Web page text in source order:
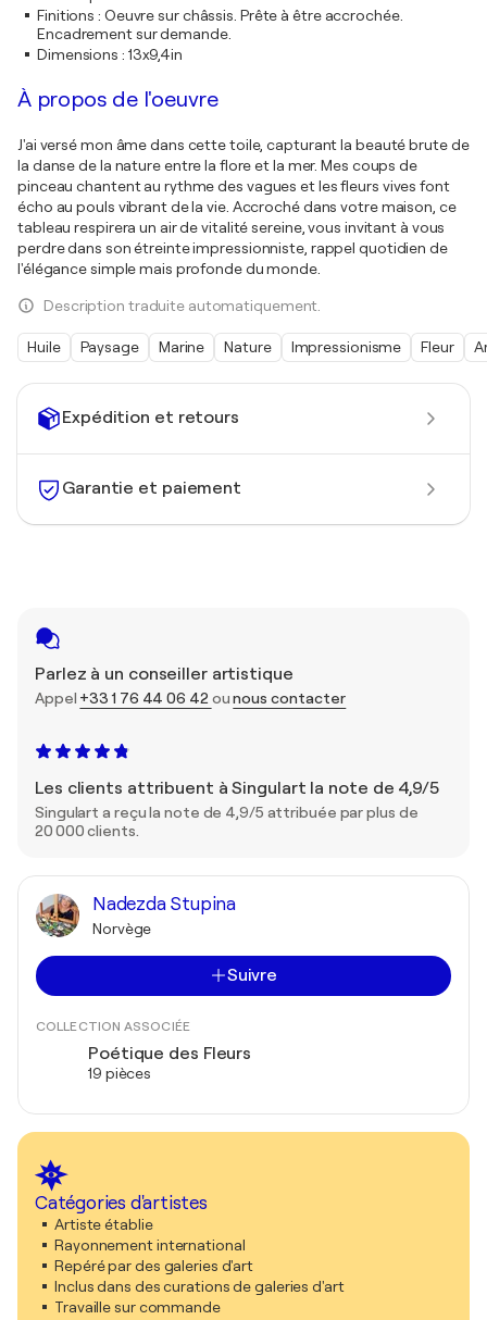
Expédition et retours
Garantie et paiement
Parlez à un conseiller artistique
Appel +33 1 76 44 06 42 ounous contacter
Les clients attribuent à Singulart la note de 4,9/5
Singulart a reçu la note de 4,9/5 attribuée par plus de
20 000 clients.
Nadezda Stupina
Norvège
Suivre
COLLECTION ASSOCIÉE
Poétique des Fleurs
19 pièces
Catégories d'artistes
Artiste établie
Rayonnement international
Repéré par des galeries d'art
Inclus dans des curations de galeries d'art
Travaille sur commande
Finitions : Oeuvre sur châssis. Prête à être accrochée.
Encadrement sur demande.
Dimensions : 13x9,4in
À propos de l'oeuvre
J'ai versé mon âme dans cette toile, capturant la beauté brute de
la danse de la nature entre la flore et la mer. Mes coups de
pinceau chantent au rythme des vagues et les fleurs vives font
écho au pouls vibrant de la vie. Accroché dans votre maison, ce
tableau respirera un air de vitalité sereine, vous invitant à vous
perdre dans son étreinte impressionniste, rappel quotidien de
l'élégance simple mais profonde du monde.
Description traduite automatiquement.
Huile Paysage Marine Nature Impressionisme Fleur